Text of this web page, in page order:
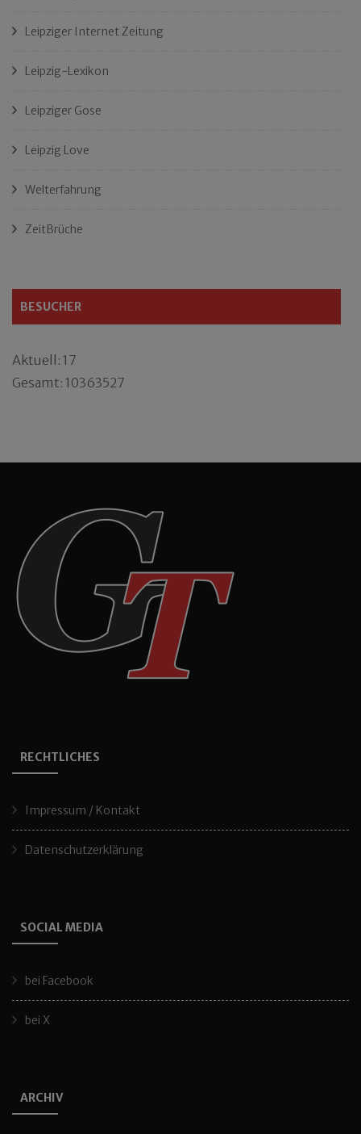
Leipziger Internet Zeitung
Leipzig-Lexikon
Leipziger Gose
Leipzig Love
Welterfahrung
ZeitBrüche
BESUCHER
Aktuell: 17
Gesamt: 10363527
RECHTLICHES
Impressum / Kontakt
Datenschutzerklärung
SOCIAL MEDIA
bei Facebook
bei X
ARCHIV